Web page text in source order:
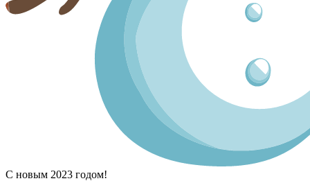
С новым 2023 годом!